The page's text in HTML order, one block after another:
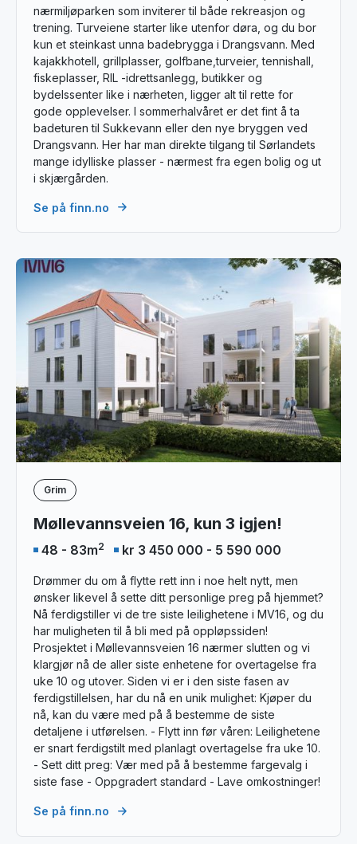
nærmiljøparken som inviterer til både rekreasjon og
trening. Turveiene starter like utenfor døra, og du bor
kun et steinkast unna badebrygga i Drangsvann. Med
kajakkhotell, grillplasser, golfbane,turveier, tennishall,
fiskeplasser, RIL -idrettsanlegg, butikker og
bydelssenter like i nærheten, ligger alt til rette for
gode opplevelser. I sommerhalvåret er det fint å ta
badeturen til Sukkevann eller den nye bryggen ved
Drangsvann. Her har man direkte tilgang til Sørlandets
mange idylliske plasser - nærmest fra egen bolig og ut
i skjærgården.
Se på finn.no
Grim
Møllevannsveien 16, kun 3 igjen!
48 - 83m2 kr 3 450 000 - 5 590 000
Drømmer du om å flytte rett inn i noe helt nytt, men
ønsker likevel å sette ditt personlige preg på hjemmet?
Nå ferdigstiller vi de tre siste leilighetene i MV16, og du
har muligheten til å bli med på oppløpssiden!
Prosjektet i Møllevannsveien 16 nærmer slutten og vi
klargjør nå de aller siste enhetene for overtagelse fra
uke 10 og utover. Siden vi er i den siste fasen av
ferdigstillelsen, har du nå en unik mulighet: Kjøper du
nå, kan du være med på å bestemme de siste
detaljene i utførelsen. - Flytt inn før våren: Leilighetene
er snart ferdigstilt med planlagt overtagelse fra uke 10.
- Sett ditt preg: Vær med på å bestemme fargevalg i
siste fase - Oppgradert standard - Lave omkostninger!
Se på finn.no